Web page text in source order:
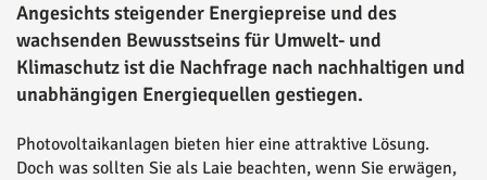
Angesichts steigender Energiepreise und des
wachsenden Bewusstseins für Umwelt- und
Klimaschutz ist die Nachfrage nach nachhaltigen und
unabhängigen Energiequellen gestiegen.
Photovoltaikanlagen bieten hier eine attraktive Lösung.
Doch was sollten Sie als Laie beachten, wenn Sie erwägen,